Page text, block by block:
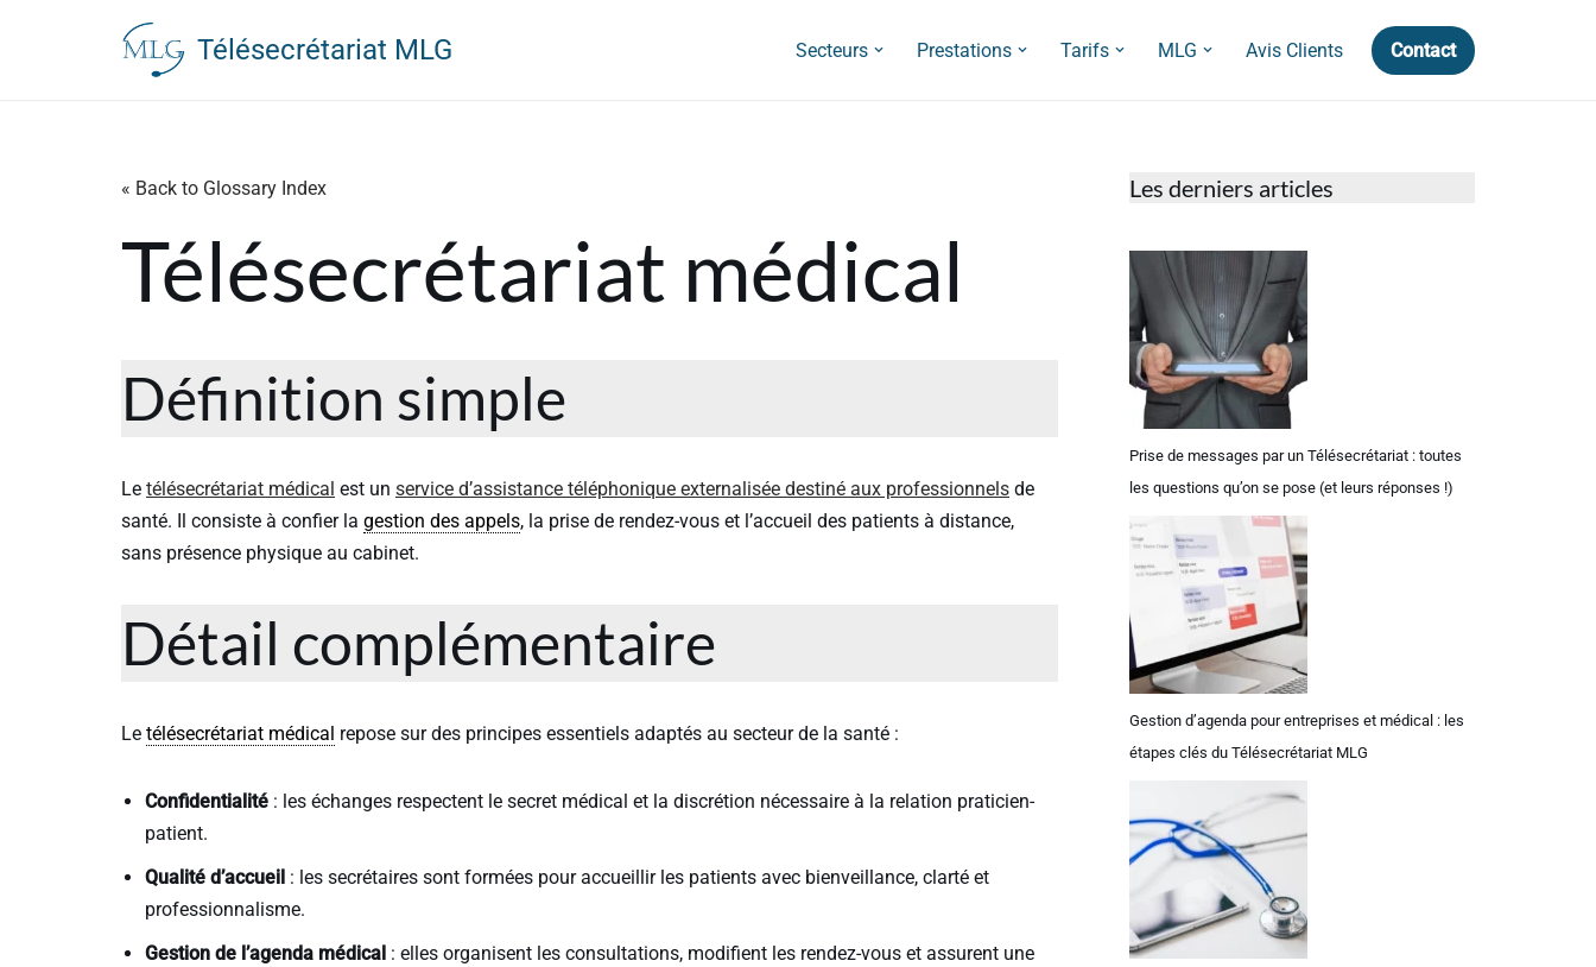
Télésecrétariat MLG Secteurs Prestations Tarifs MLG Avis Clients Contact
« Back to Glossary Index
Télésecrétariat médical
Définition simple
Le télésecrétariat médical est un service d’assistance téléphonique externalisée destiné aux professionnels de
santé. Il consiste à confier la gestion des appels, la prise de rendez-vous et l’accueil des patients à distance,
sans présence physique au cabinet.
Détail complémentaire
Le télésecrétariat médical repose sur des principes essentiels adaptés au secteur de la santé :
Confidentialité : les échanges respectent le secret médical et la discrétion nécessaire à la relation praticien-
patient.
Qualité d’accueil : les secrétaires sont formées pour accueillir les patients avec bienveillance, clarté et
professionnalisme.
Gestion de l’agenda médical : elles organisent les consultations, modifient les rendez-vous et assurent une
Les derniers articles
Prise de messages par un Télésecrétariat : toutes
les questions qu’on se pose (et leurs réponses !)
Gestion d’agenda pour entreprises et médical : les
étapes clés du Télésecrétariat MLG